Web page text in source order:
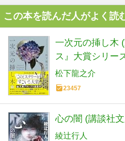
この本を読んだ人がよく読
一次元の挿し木
ス』大賞シリー
松下龍之介
23457
心の闇 (講談社
綾辻行人